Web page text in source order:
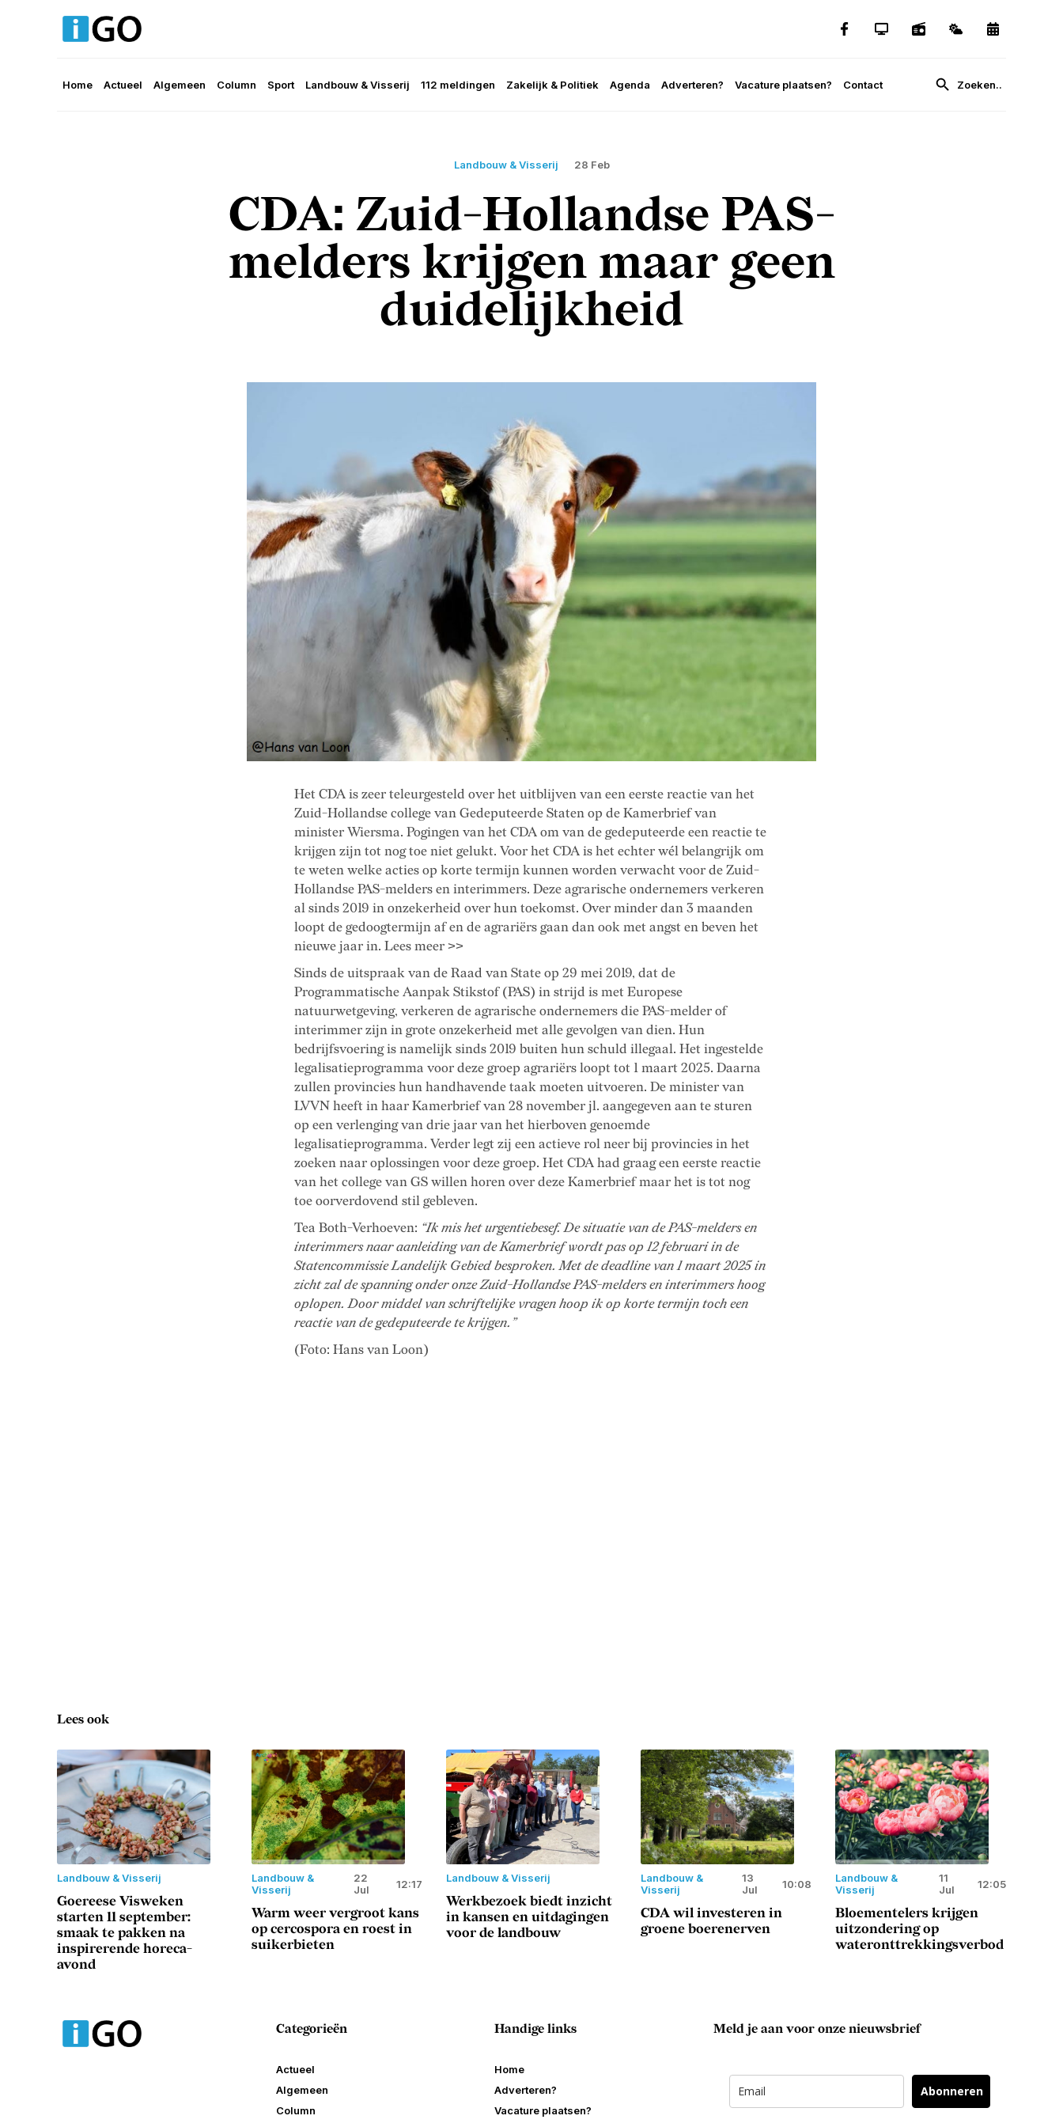
Home Actueel Algemeen Column Sport Landbouw & Visserij 112 meldingen Zakelijk & Politiek Agenda Adverteren? Vacature plaatsen? Contact
Landbouw & Visserij 28 Feb
CDA: Zuid-Hollandse PAS-
melders krijgen maar geen
duidelijkheid
Het CDA is zeer teleurgesteld over het uitblijven van een eerste reactie van het
Zuid-Hollandse college van Gedeputeerde Staten op de Kamerbrief van
minister Wiersma. Pogingen van het CDA om van de gedeputeerde een reactie te
krijgen zijn tot nog toe niet gelukt. Voor het CDA is het echter wél belangrijk om
te weten welke acties op korte termijn kunnen worden verwacht voor de Zuid-
Hollandse PAS-melders en interimmers. Deze agrarische ondernemers verkeren
al sinds 2019 in onzekerheid over hun toekomst. Over minder dan 3 maanden
loopt de gedoogtermijn af en de agrariërs gaan dan ook met angst en beven het
nieuwe jaar in. Lees meer >>
Sinds de uitspraak van de Raad van State op 29 mei 2019, dat de
Programmatische Aanpak Stikstof (PAS) in strijd is met Europese
natuurwetgeving, verkeren de agrarische ondernemers die PAS-melder of
interimmer zijn in grote onzekerheid met alle gevolgen van dien. Hun
bedrijfsvoering is namelijk sinds 2019 buiten hun schuld illegaal. Het ingestelde
legalisatieprogramma voor deze groep agrariërs loopt tot 1 maart 2025. Daarna
zullen provincies hun handhavende taak moeten uitvoeren. De minister van
LVVN heeft in haar Kamerbrief van 28 november jl. aangegeven aan te sturen
op een verlenging van drie jaar van het hierboven genoemde
legalisatieprogramma. Verder legt zij een actieve rol neer bij provincies in het
zoeken naar oplossingen voor deze groep. Het CDA had graag een eerste reactie
van het college van GS willen horen over deze Kamerbrief maar het is tot nog
toe oorverdovend stil gebleven.
Tea Both-Verhoeven: “Ik mis het urgentiebesef. De situatie van de PAS-melders en
interimmers naar aanleiding van de Kamerbrief wordt pas op 12 februari in de
Statencommissie Landelijk Gebied besproken. Met de deadline van 1 maart 2025 in
zicht zal de spanning onder onze Zuid-Hollandse PAS-melders en interimmers hoog
oplopen. Door middel van schriftelijke vragen hoop ik op korte termijn toch een
reactie van de gedeputeerde te krijgen.”
(Foto: Hans van Loon)
Lees ook
Landbouw & Visserij
Goereese Visweken
starten 11 september:
smaak te pakken na
inspirerende horeca-
avond
Landbouw &
Visserij
22
Jul
12:17
Warm weer vergroot kans
op cercospora en roest in
suikerbieten
Landbouw & Visserij
Werkbezoek biedt inzicht
in kansen en uitdagingen
voor de landbouw
Landbouw &
Visserij
13
Jul
10:08
CDA wil investeren in
groene boerenerven
Landbouw &
Visserij
11
Jul
12:05
Bloementelers krijgen
uitzondering op
wateronttrekkingsverbod
Categorieën
Actueel
Algemeen
Column
Handige links
Home
Adverteren?
Vacature plaatsen?
Meld je aan voor onze nieuwsbrief
Abonneren